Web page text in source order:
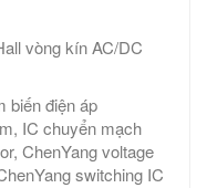
vòng kín AC/DC
biến điện áp
IC chuyển mạch
ChenYang voltage
switching IC